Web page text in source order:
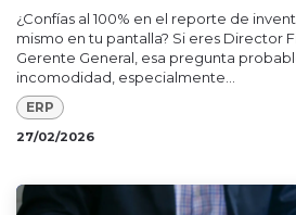
¿Confías al 100% en el reporte de
mismo en tu pantalla? Si eres Director
Gerente General, esa pregunta
incomodidad, especialmente...
ERP
27/02/2026